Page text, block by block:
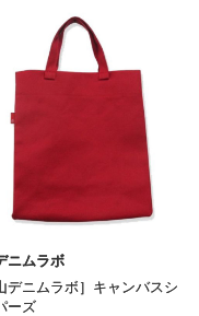
ニムラボ
デニムラボ］キャンバスシ
ーズ